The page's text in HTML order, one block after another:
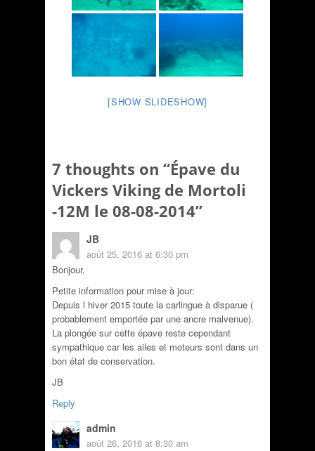
[SHOW SLIDESHOW]
7 thoughts on “Épave du
Vickers Viking de Mortoli
-12M le 08-08-2014”
JB
août 25, 2016 at 6:30 pm
Bonjour,
Petite information pour mise à jour:
Depuis l hiver 2015 toute la carlingue à disparue (
probablement emportée par une ancre malvenue).
La plongée sur cette épave reste cependant
sympathique car les ailes et moteurs sont dans un
bon état de conservation.
JB
Reply
admin
août 26, 2016 at 8:30 am